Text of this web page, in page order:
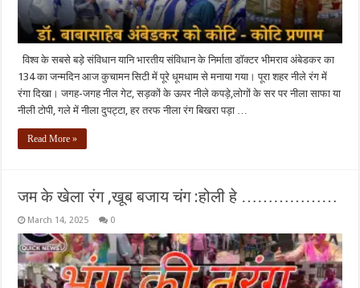
विश्व के सबसे बड़े संविधान यानि भारतीय संविधान के निर्माता डॉक्टर भीमराव अंबेडकर का
134 का जन्मदिन आज कुचामन सिटी में पूरे धूमधाम से मनाया गया। पूरा शहर नीले रंग में
रंगा दिखा। जगह-जगह नील गेट, सड़कों के ऊपर नीले कपड़े,लोगों के सर पर नीला साफा या
नीली टोपी, गले में नीला दुपट्टा, हर तरफ नीला रंग बिखरा पड़ा …
Read More »
जम के खेला रंग ,खूब बजाय चंग :होली हे ………………
March 14, 2025 0